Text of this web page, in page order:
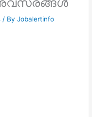
/ ByJobalertinfo